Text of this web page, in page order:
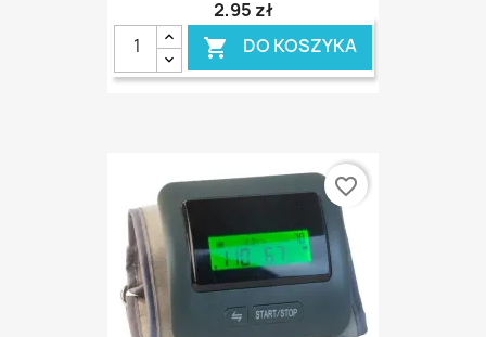
2,95 zł
 DO KOSZYKA
favorite_border